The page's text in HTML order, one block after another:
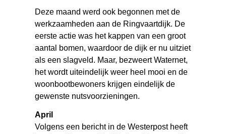
Deze maand werd ook begonnen met de
werkzaamheden aan de Ringvaartdijk. De
eerste actie was het kappen van een groot
aantal bomen, waardoor de dijk er nu uitziet
als een slagveld. Maar, bezweert Waternet,
het wordt uiteindelijk weer heel mooi en de
woonbootbewoners krijgen eindelijk de
gewenste nutsvoorzieningen.
April
Volgens een bericht in de Westerpost heeft